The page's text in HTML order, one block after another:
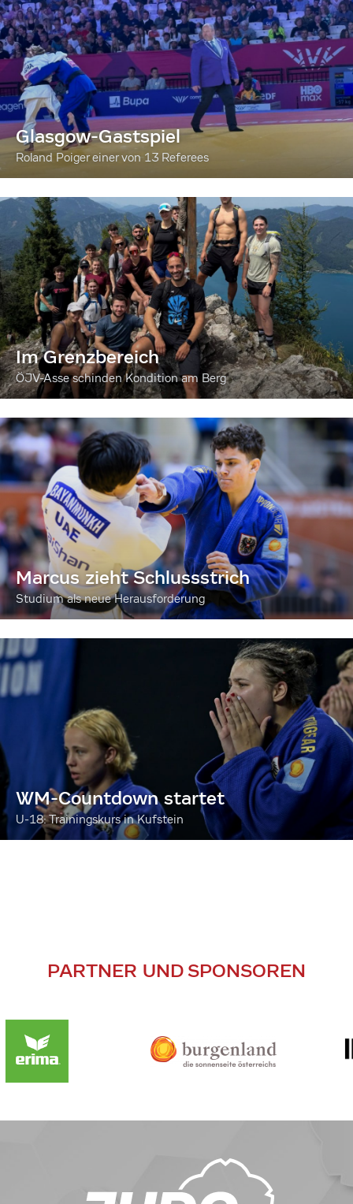
Glasgow-Gastspiel
Roland Poiger einer von 13 Referees
Im Grenzbereich
ÖJV-Asse schinden Kondition am Berg
Marcus zieht Schlussstrich
Studium als neue Herausforderung
WM-Countdown startet
U-18: Trainingskurs in Kufstein
PARTNER UND SPONSOREN